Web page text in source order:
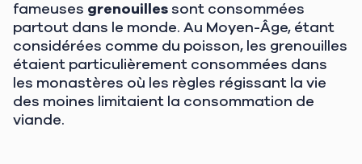
fameuses grenouillessont consommées
partout dans le monde. Au Moyen-Âge, étant
considérées comme du poisson, les grenouilles
étaient particulièrement consommées dans
les monastères où les règles régissant la vie
des moines limitaient la consommation de
viande.